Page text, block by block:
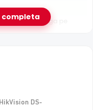
extinsa
de 2x mai lunga pe
separat
completa
DS-